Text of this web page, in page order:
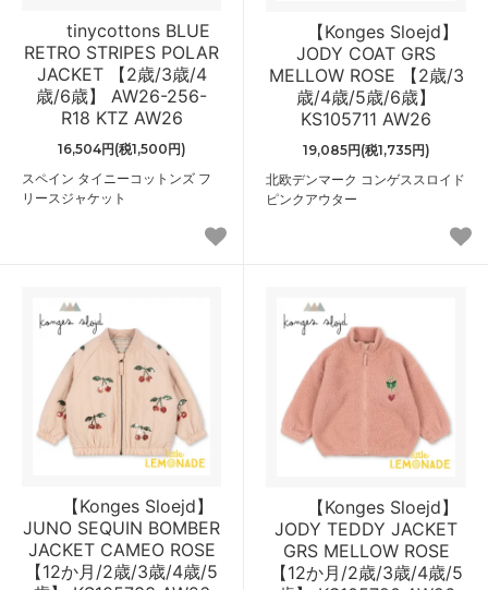
tinycottons BLUE
RETRO STRIPES POLAR
JACKET 【2歳/3歳/4
歳/6歳】 AW26-256-
R18 KTZ AW26
16,504円(税1,500円)
スペイン タイニーコットンズ フ
リースジャケット
【Konges Sloejd】
JODY COAT GRS
MELLOW ROSE 【2歳/3
歳/4歳/5歳/6歳】
KS105711 AW26
19,085円(税1,735円)
北欧デンマーク コンゲススロイド
ピンクアウター
【Konges Sloejd】
JUNO SEQUIN BOMBER
JACKET CAMEO ROSE
【12か月/2歳/3歳/4歳/5
【Konges Sloejd】
JODY TEDDY JACKET
GRS MELLOW ROSE
【12か月/2歳/3歳/4歳/5